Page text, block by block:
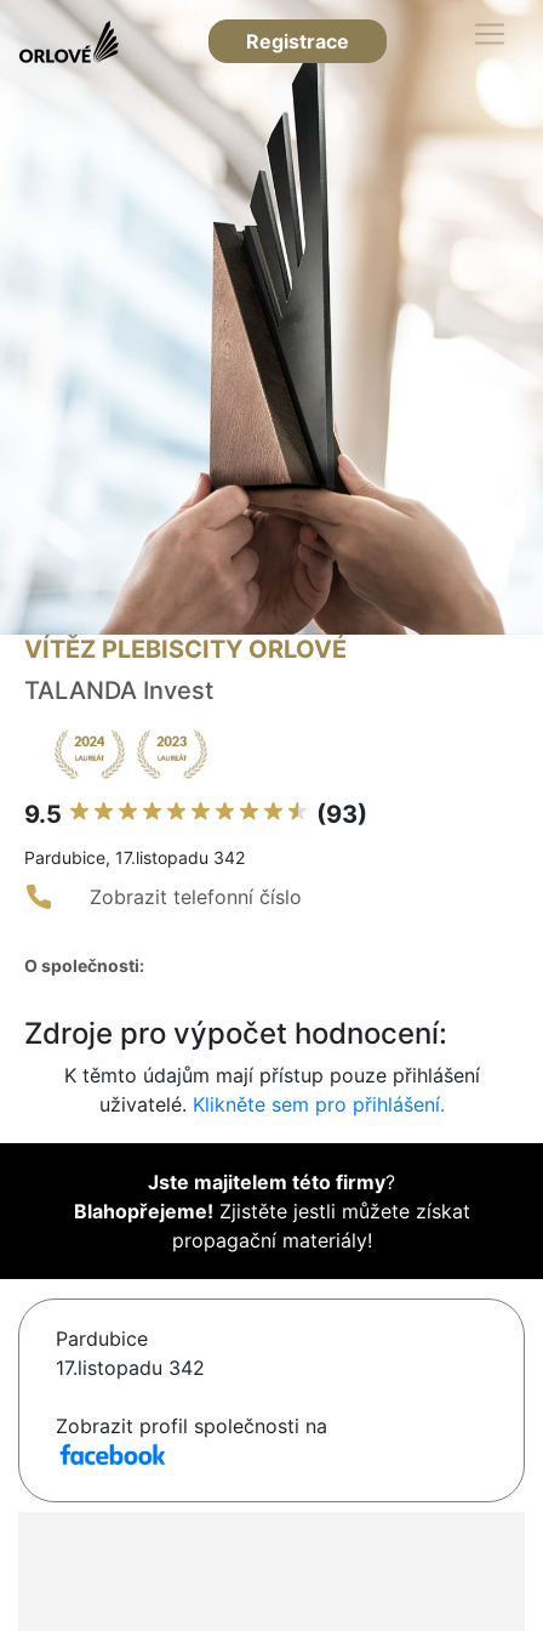
Registrace
VÍTĚZ PLEBISCITY ORLOVÉ
TALANDA Invest
9.5 (93)
Pardubice, 17.listopadu 342
Zobrazit telefonní číslo
O společnosti:
Zdroje pro výpočet hodnocení:
K těmto údajům mají přístup pouze přihlášení
uživatelé. Klikněte sem pro přihlášení.
Jste majitelem této firmy?
Blahopřejeme! Zjistěte jestli můžete získat
propagační materiály!
Pardubice
17.listopadu 342
Zobrazit profil společnosti na